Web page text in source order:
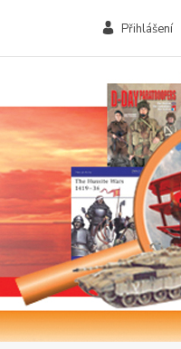
Přihlášení